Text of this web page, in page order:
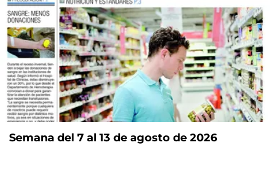
Semana del 7 al 13 de agosto de 2026